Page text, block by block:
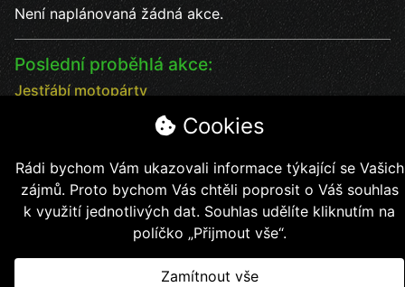
Není naplánovaná žádná akce.
Poslední proběhlá akce:
Jestřábí motopárty
Jestřábí motopárty od 18 - 20.7. vystoupení kapel
Čas: 17:00
Místo:Jestřábí chýše
soutěže, kapely, jídlo, pití bezva kalba
Cookies
Rádi bychom Vám ukazovali informace týkající se Vašich
zájmů. Proto bychom Vás chtěli poprosit o Váš souhlas
k využití jednotlivých dat. Souhlas udělíte kliknutím na
políčko „Přijmout vše“.
Zamítnout vše